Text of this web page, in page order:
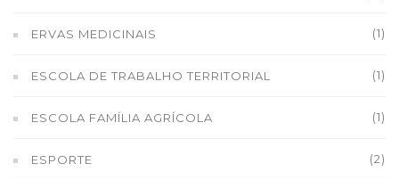
ERVAS MEDICINAIS (1)
ESCOLA DE TRABALHO TERRITORIAL (1)
ESCOLA FAMÍLIA AGRÍCOLA (1)
ESPORTE (2)